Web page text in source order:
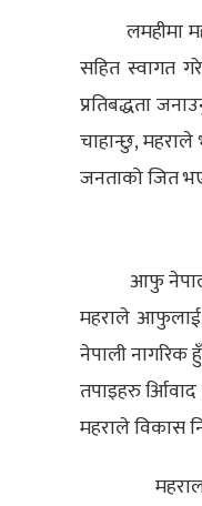
लमहीमा
सहित स्वागत
प्रतिबद्धता
चाहान्छु,
जनताको जित
आफु
महराले आफुलाई
नेपाली नागरिक हुँ
तपाइहरु
महराले विकास